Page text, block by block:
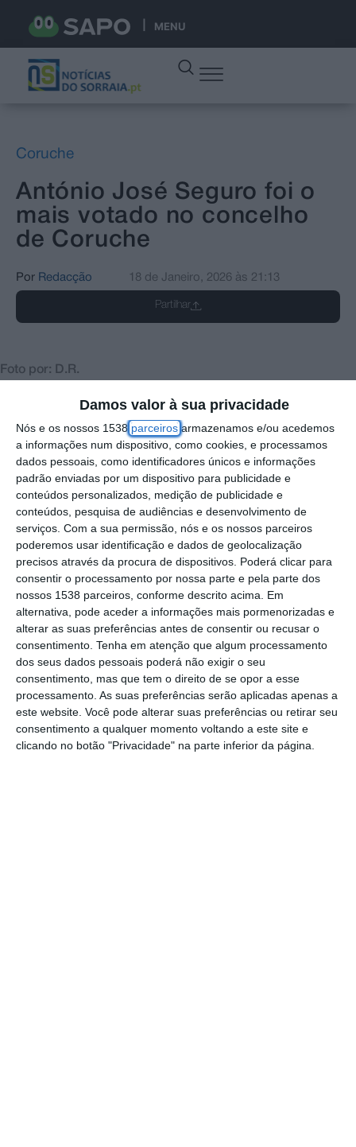
Damos valor à sua privacidade
Nós e os nossos 1538 parceiros armazenamos e/ou acedemos
a informações num dispositivo, como cookies, e processamos
dados pessoais, como identificadores únicos e informações
padrão enviadas por um dispositivo para publicidade e
conteúdos personalizados, medição de publicidade e
conteúdos, pesquisa de audiências e desenvolvimento de
serviços. Com a sua permissão, nós e os nossos parceiros
poderemos usar identificação e dados de geolocalização
precisos através da procura de dispositivos. Poderá clicar para
consentir o processamento por nossa parte e pela parte dos
nossos 1538 parceiros, conforme descrito acima. Em
alternativa, pode aceder a informações mais pormenorizadas e
alterar as suas preferências antes de consentir ou recusar o
consentimento. Tenha em atenção que algum processamento
dos seus dados pessoais poderá não exigir o seu
consentimento, mas que tem o direito de se opor a esse
processamento. As suas preferências serão aplicadas apenas a
este website. Você pode alterar suas preferências ou retirar seu
consentimento a qualquer momento voltando a este site e
clicando no botão "Privacidade" na parte inferior da página.
MENU
Coruche
António José Seguro foi o
mais votado no concelho
de Coruche
Por Redacção 18 de Janeiro, 2026 às 21:13
Partilhar
Foto por: D.R.
António José Seguro foi o candidato mais
votado no concelho de Coruche, na primeira
volta das Eleições Presidenciais deste
domingo, 18 de janeiro.
Com 2.856 votos, António José Seguro
alcançou 31,53% dos votos.
Em segundo ficou André Venturam com
30,40% dos votos, correspondendo a 2.754
votos e o terceiro foi Henrique Gouveia e
Melo, com 13,18% – 1.194 votos.